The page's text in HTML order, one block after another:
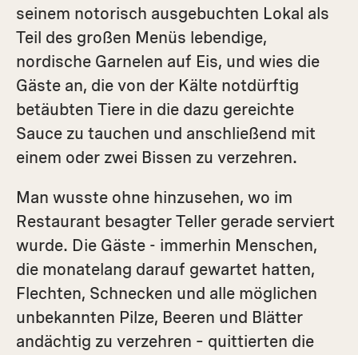
seinem notorisch ausgebuchten Lokal als
Teil des großen Menüs lebendige,
nordische Garnelen auf Eis, und wies die
Gäste an, die von der Kälte notdürftig
betäubten Tiere in die dazu gereichte
Sauce zu tauchen und anschließend mit
einem oder zwei Bissen zu verzehren.
Man wusste ohne hinzusehen, wo im
Restaurant besagter Teller gerade serviert
wurde. Die Gäste - immerhin Menschen,
die monatelang darauf gewartet hatten,
Flechten, Schnecken und alle möglichen
unbekannten Pilze, Beeren und Blätter
andächtig zu verzehren – quittierten die